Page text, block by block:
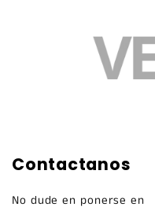
Contactanos
No dude en ponerse en